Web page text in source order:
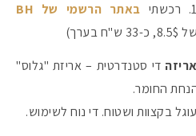
באתר הרשמי של BH
די סטנדרטית – אריזת "גלוס"
החומר.
בקצוות ושטוח. די נוח לשימוש.